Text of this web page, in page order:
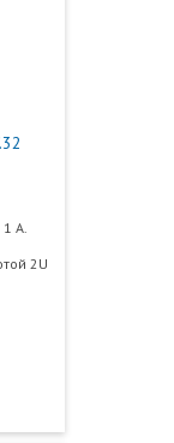
А.
2U